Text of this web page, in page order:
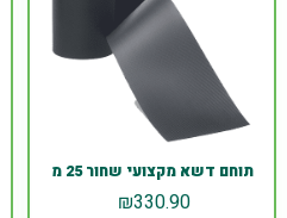
תוחם דשא מקצועי שחור 25 מ
₪330.90